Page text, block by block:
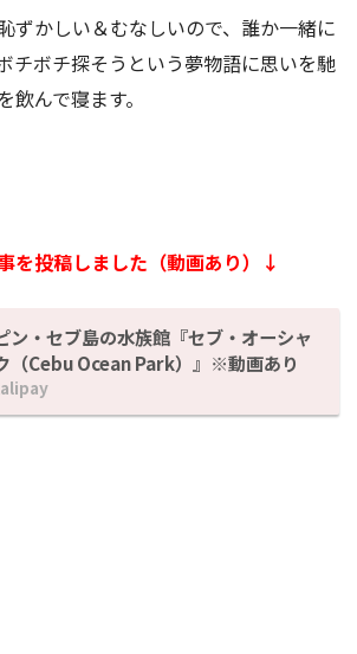
ずかしい＆むなしいので、誰か一緒に
チボチ探そうという夢物語に思いを馳
んで寝ます。
を投稿しました（動画あり）↓
ン・セブ島の水族館『セブ・オーシャ
（Cebu Ocean Park）』※動画あり